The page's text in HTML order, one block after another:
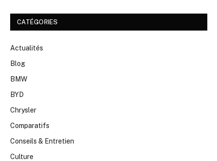
CATÉGORIES
Actualités
Blog
BMW
BYD
Chrysler
Comparatifs
Conseils & Entretien
Culture